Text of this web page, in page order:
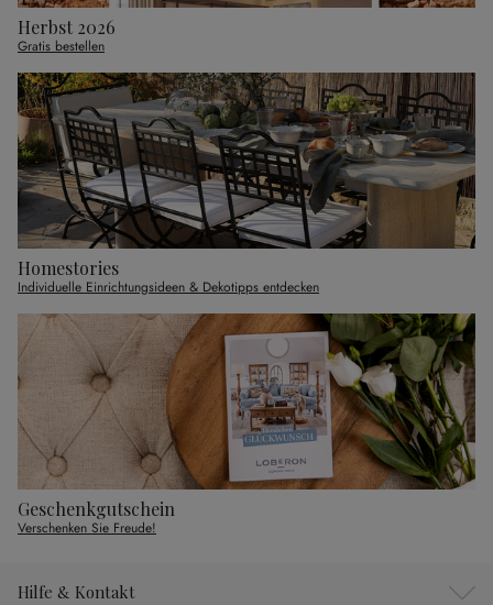
Herbst 2026
Gratis bestellen
Homestories
Individuelle Einrichtungsideen & Dekotipps entdecken
Geschenkgutschein
Verschenken Sie Freude!
Hilfe & Kontakt